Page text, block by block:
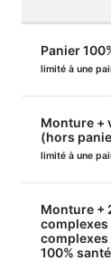
Panier
limité à une
Monture +
(hors
limité à une
Monture +
complexes
100%